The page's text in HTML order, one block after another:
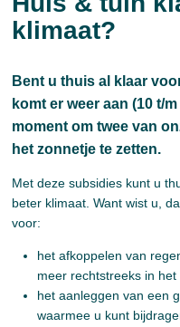
klimaat?
Bent u thuis al klaar
komt er weer aan (10 t/
moment om twee van
het zonnetje te zetten.
Met deze subsidies kunt u
beter klimaat. Want wist u,
voor:
het afkoppelen van
meer rechtstreeks in
het aanleggen van een
waarmee u kunt